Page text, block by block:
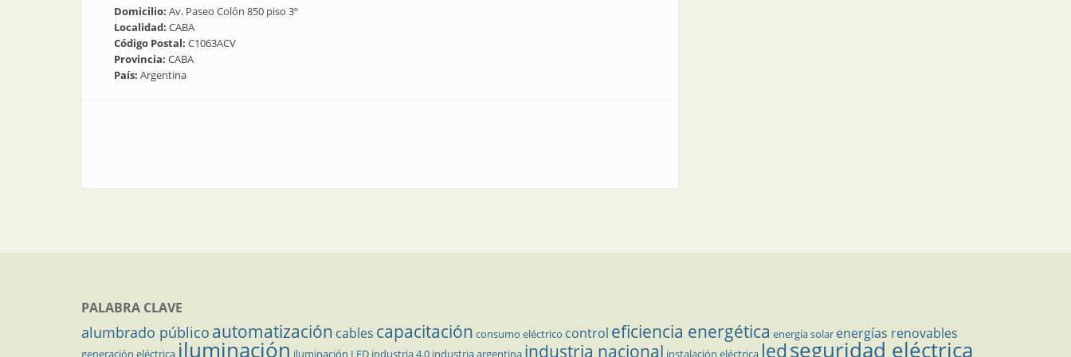
Domicilio: Av. Paseo Colón 850 piso 3º
Localidad: CABA
Código Postal: C1063ACV
Provincia: CABA
País: Argentina
PALABRA CLAVE
alumbrado público automatización cables capacitación consumo eléctrico control eficiencia energética energía solar energías renovables
generación eléctrica iluminación iluminación LED industria 4.0 industria argentina industria nacional instalación eléctrica ledseguridad eléctrica